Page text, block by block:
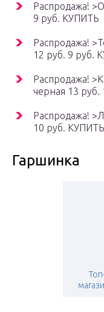
Распродажа!
9 руб. КУПИТЬ
Распродажа!
12 руб. 9 руб.
Распродажа!
черная 13
Распродажа!
10 руб. КУПИТЬ
Гаршинка